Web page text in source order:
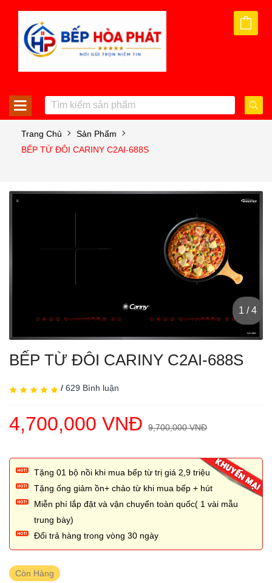
Trang Chủ
Sản Phẩm
BẾP TỪ ĐÔI CARINY C2AI-688S
1 / 4
BẾP TỪ ĐÔI CARINY C2AI-688S
/ 629 Bình luận
4,700,000 VNĐ 9,700,000 VNĐ
Tặng 01 bộ nồi khi mua bếp từ trị giá 2,̣9 triệu
Tặng ống giảm ồn+ chảo từ khi mua bếp + hút
Miễn phí lắp đặt và vận chuyển toàn quốc( 1 vài mẫu
trung bày)
Đổi trả hàng trong vòng 30 ngày
Còn Hàng